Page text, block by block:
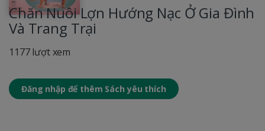
Chăn Nuôi Lợn Hướng Nạc Ở Gia Đình
Và Trang Trại
1177 lượt xem
Đăng nhập để thêm Sách yêu thích